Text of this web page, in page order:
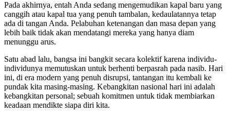
Pada akhirnya, entah Anda sedang mengemudikan kapal baru yang
canggih atau kapal tua yang penuh tambalan, kedaulatannya tetap
ada di tangan Anda. Pelabuhan ketenangan dan masa depan yang
lebih baik tidak akan mendatangi mereka yang hanya diam
menunggu arus.
Satu abad lalu, bangsa ini bangkit secara kolektif karena individu-
individunya memutuskan untuk berhenti berpasrah pada nasib. Hari
ini, di era modern yang penuh disrupsi, tantangan itu kembali ke
pundak kita masing-masing. Kebangkitan nasional hari ini adalah
kebangkitan personal; sebuah komitmen untuk tidak membiarkan
keadaan mendikte siapa diri kita.